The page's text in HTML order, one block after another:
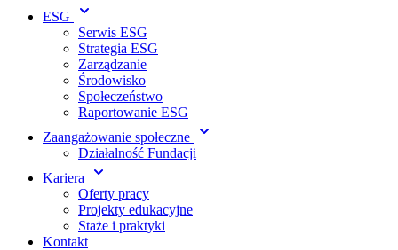
ESG
Serwis ESG
Strategia ESG
Zarządzanie
Środowisko
Społeczeństwo
Raportowanie ESG
Zaangażowanie społeczne
Działalność Fundacji
Kariera
Oferty pracy
Projekty edukacyjne
Staże i praktyki
Kontakt